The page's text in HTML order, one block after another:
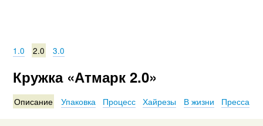
1.0 2.0 3.0
Кружка «Атмарк 2.0»
Описание Упаковка Процесс Хайрезы В жизни Пресса